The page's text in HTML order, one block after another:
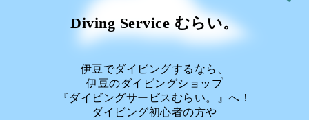
Diving Service むらい。
伊豆でダイビングするなら、
伊豆のダイビングショップ
『ダイビングサービスむらい。』へ！
ダイビング初心者の方や